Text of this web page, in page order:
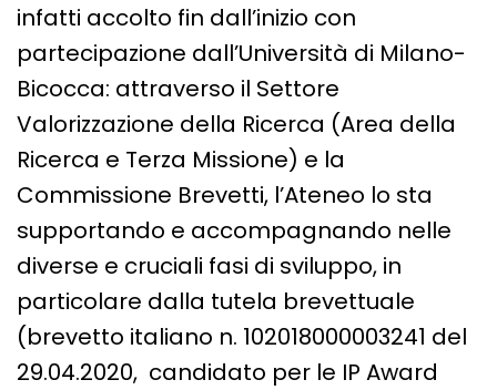
infatti accolto fin dall’inizio con
partecipazione dall’Università di Milano-
Bicocca: attraverso il Settore
Valorizzazione della Ricerca (Area della
Ricerca e Terza Missione) e la
Commissione Brevetti, l’Ateneo lo sta
supportando e accompagnando nelle
diverse e cruciali fasi di sviluppo, in
particolare dalla tutela brevettuale
(brevetto italiano n. 102018000003241 del
29.04.2020, candidato per le IP Award